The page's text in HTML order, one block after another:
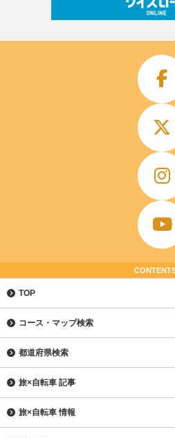
TOP
コース・マップ検索
都道府県検索
旅×自転車 記事
旅×自転車 情報